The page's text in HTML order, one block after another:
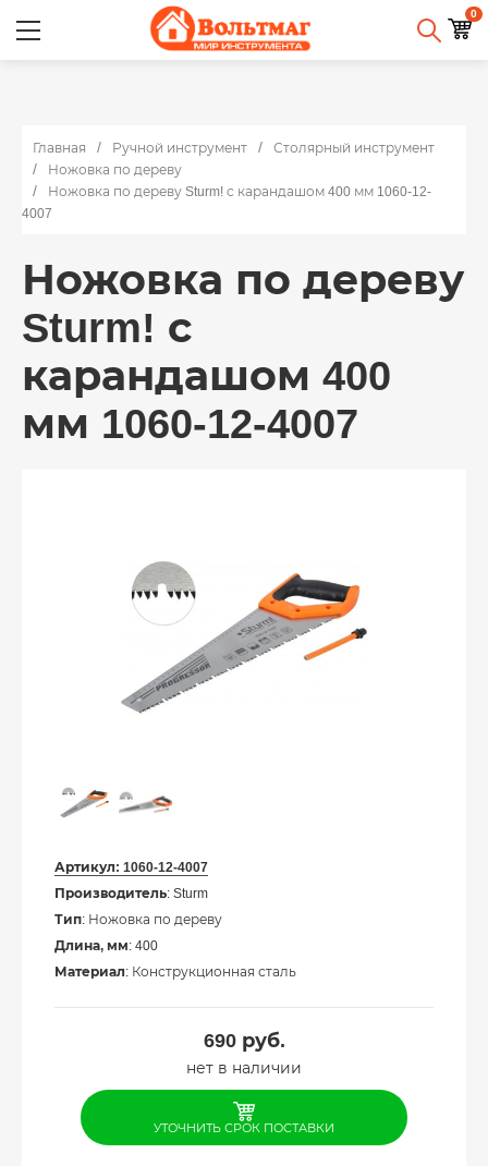
0
Главная Ручной инструмент
Столярный инструмент
Ножовка по дереву
Ножовка по дереву Sturm! с карандашом 400 мм 1060-12-
4007
Ножовка по дереву
Sturm! с
карандашом 400
мм 1060-12-4007
Артикул: 1060-12-4007
Производитель: Sturm
Тип: Ножовка по дереву
Длина, мм: 400
Материал: Конструкционная сталь
690руб.
нет в наличии
УТОЧНИТЬ СРОК ПОСТАВКИ